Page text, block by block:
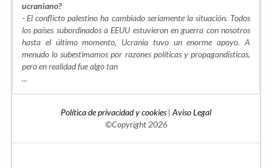
ucraniano?
- El conflicto palestino ha cambiado seriamente la situación. Todos
los países subordinados a EEUU estuvieron en guerra con nosotros
hasta el último momento, Ucrania tuvo un enorme apoyo. A
menudo lo subestimamos por razones políticas y propagandísticas,
pero en realidad fue algo tan
...
Política de privacidad y cookies| Aviso Legal
©Copyright 2026